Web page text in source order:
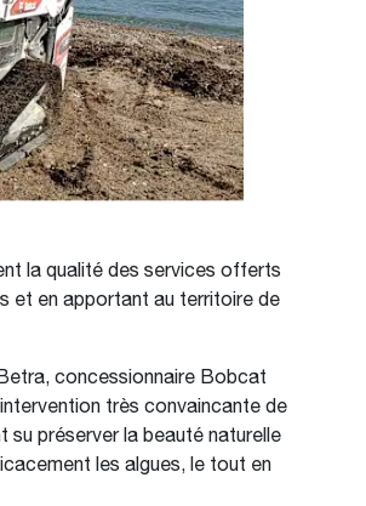
la qualité des services offerts
et en apportant au territoire de
concessionnaire Bobcat
très convaincante de
su préserver la beauté naturelle
les algues, le tout en